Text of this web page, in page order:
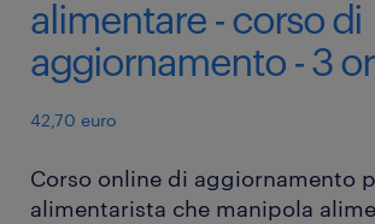
alimentare - corso di
aggiornamento - 3
42,70 euro
Corso online di aggiornamento
alimentarista che manipola